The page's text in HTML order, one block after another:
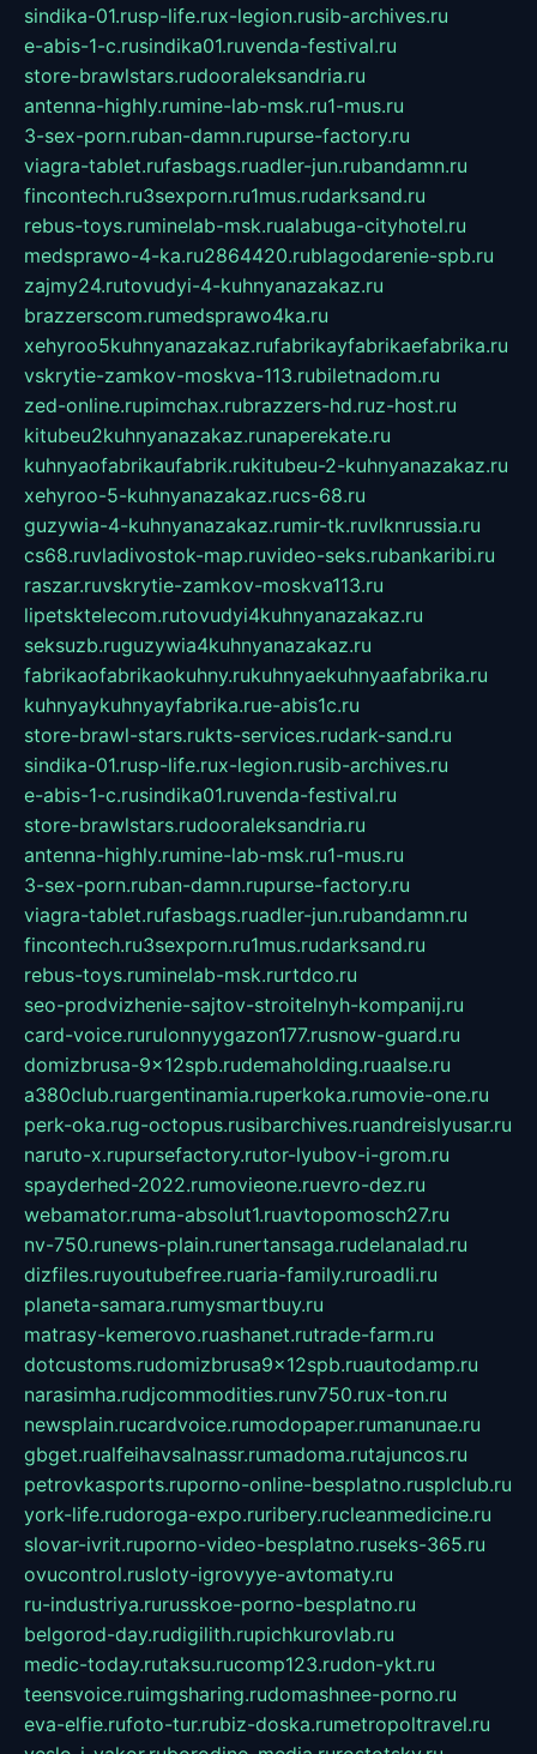
sindika-01.rusp-life.rux-legion.rusib-archives.ru
e-abis-1-c.rusindika01.ruvenda-festival.ru
store-brawlstars.rudooraleksandria.ru
antenna-highly.rumine-lab-msk.ru1-mus.ru
3-sex-porn.ruban-damn.rupurse-factory.ru
viagra-tablet.rufasbags.ruadler-jun.rubandamn.ru
fincontech.ru3sexporn.ru1mus.rudarksand.ru
rebus-toys.ruminelab-msk.rualabuga-cityhotel.ru
medsprawo-4-ka.ru2864420.rublagodarenie-spb.ru
zajmy24.rutovudyi-4-kuhnyanazakaz.ru
brazzerscom.rumedsprawo4ka.ru
xehyroo5kuhnyanazakaz.rufabrikayfabrikaefabrika.ru
vskrytie-zamkov-moskva-113.rubiletnadom.ru
zed-online.rupimchax.rubrazzers-hd.ruz-host.ru
kitubeu2kuhnyanazakaz.runaperekate.ru
kuhnyaofabrikaufabrik.rukitubeu-2-kuhnyanazakaz.ru
xehyroo-5-kuhnyanazakaz.rucs-68.ru
guzywia-4-kuhnyanazakaz.rumir-tk.ruvlknrussia.ru
cs68.ruvladivostok-map.ruvideo-seks.rubankaribi.ru
raszar.ruvskrytie-zamkov-moskva113.ru
lipetsktelecom.rutovudyi4kuhnyanazakaz.ru
seksuzb.ruguzywia4kuhnyanazakaz.ru
fabrikaofabrikaokuhny.rukuhnyaekuhnyaafabrika.ru
kuhnyaykuhnyayfabrika.rue-abis1c.ru
store-brawl-stars.rukts-services.rudark-sand.ru
sindika-01.rusp-life.rux-legion.rusib-archives.ru
e-abis-1-c.rusindika01.ruvenda-festival.ru
store-brawlstars.rudooraleksandria.ru
antenna-highly.rumine-lab-msk.ru1-mus.ru
3-sex-porn.ruban-damn.rupurse-factory.ru
viagra-tablet.rufasbags.ruadler-jun.rubandamn.ru
fincontech.ru3sexporn.ru1mus.rudarksand.ru
rebus-toys.ruminelab-msk.rurtdco.ru
seo-prodvizhenie-sajtov-stroitelnyh-kompanij.ru
card-voice.rurulonnyygazon177.rusnow-guard.ru
domizbrusa-9x12spb.rudemaholding.ruaalse.ru
a380club.ruargentinamia.ruperkoka.rumovie-one.ru
perk-oka.rug-octopus.rusibarchives.ruandreislyusar.ru
naruto-x.rupursefactory.rutor-lyubov-i-grom.ru
spayderhed-2022.rumovieone.ruevro-dez.ru
webamator.ruma-absolut1.ruavtopomosch27.ru
nv-750.runews-plain.runertansaga.rudelanalad.ru
dizfiles.ruyoutubefree.ruaria-family.ruroadli.ru
planeta-samara.rumysmartbuy.ru
matrasy-kemerovo.ruashanet.rutrade-farm.ru
dotcustoms.rudomizbrusa9x12spb.ruautodamp.ru
narasimha.rudjcommodities.runv750.rux-ton.ru
newsplain.rucardvoice.rumodopaper.rumanunae.ru
gbget.rualfeihavsalnassr.rumadoma.rutajuncos.ru
petrovkasports.ruporno-online-besplatno.rusplclub.ru
york-life.rudoroga-expo.ruribery.rucleanmedicine.ru
slovar-ivrit.ruporno-video-besplatno.ruseks-365.ru
ovucontrol.rusloty-igrovyye-avtomaty.ru
ru-industriya.rurusskoe-porno-besplatno.ru
belgorod-day.rudigilith.rupichkurovlab.ru
medic-today.rutaksu.rucomp123.rudon-ykt.ru
teensvoice.ruimgsharing.rudomashnee-porno.ru
eva-elfie.rufoto-tur.rubiz-doska.rumetropoltravel.ru